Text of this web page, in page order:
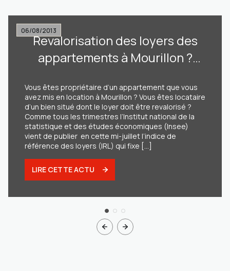
06/08/2013
Revalorisation des loyers des
appartements à Mourillon ?
Vous êtes propriétaire d’un appartement que vous
avez mis en location à Mourillon ? Vous êtes locataire
d’un bien situé dont le loyer doit être revalorisé ?
Comme tous les trimestres l’Institut national de la
statistique et des études économiques (Insee)
vient de publier en cette mi-juillet l’indice de
référence des loyers (IRL) qui fixe [...]
LIRE CETTE ACTU